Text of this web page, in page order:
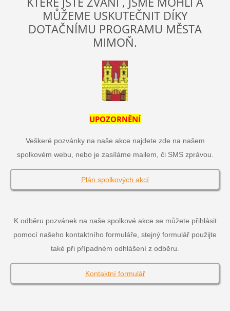
MŮŽEME USKUTEČNIT DÍKY
DOTAČNÍMU PROGRAMU MĚSTA
MIMOŇ.
UPOZORNĚNÍ
Veškeré pozvánky na naše akce najdete zde na našem
spolkovém webu, nebo je zasíláme mailem, či SMS zprávou.
Plán spolkových akcí
K odběru pozvánek na naše spolkové akce se můžete přihlásit
pomocí našeho kontaktního formuláře, stejný formulář použijte
také při případném odhlášení z odběru.
Kontaktní formulář